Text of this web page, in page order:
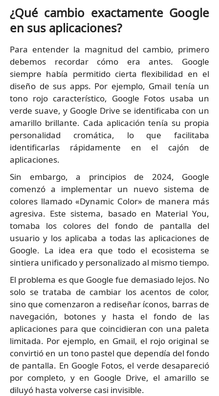
¿Qué cambio exactamente Google
en sus aplicaciones?
Para entender la magnitud del cambio, primero
debemos recordar cómo era antes. Google
siempre había permitido cierta flexibilidad en el
diseño de sus apps. Por ejemplo, Gmail tenía un
tono rojo característico, Google Fotos usaba un
verde suave, y Google Drive se identificaba con un
amarillo brillante. Cada aplicación tenía su propia
personalidad cromática, lo que facilitaba
identificarlas rápidamente en el cajón de
aplicaciones.
Sin embargo, a principios de 2024, Google
comenzó a implementar un nuevo sistema de
colores llamado «Dynamic Color» de manera más
agresiva. Este sistema, basado en Material You,
tomaba los colores del fondo de pantalla del
usuario y los aplicaba a todas las aplicaciones de
Google. La idea era que todo el ecosistema se
sintiera unificado y personalizado al mismo tiempo.
El problema es que Google fue demasiado lejos. No
solo se trataba de cambiar los acentos de color,
sino que comenzaron a rediseñar íconos, barras de
navegación, botones y hasta el fondo de las
aplicaciones para que coincidieran con una paleta
limitada. Por ejemplo, en Gmail, el rojo original se
convirtió en un tono pastel que dependía del fondo
de pantalla. En Google Fotos, el verde desapareció
por completo, y en Google Drive, el amarillo se
diluyó hasta volverse casi invisible.